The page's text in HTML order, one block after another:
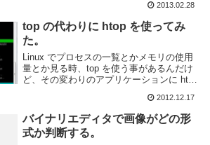
まとめて tail できます。インストールVPS
上のCentOS...
2013.02.28
top の代わりに htop を使ってみ
た。
Linux でプロセスの一覧とかメモリの使用
量とか見る時、top を使う事があるんだけ
ど、その変わりのアプリケーションに htop
top と htop の違い大体以下のような違いが
あるようだ。公式の C...
2012.12.17
バイナリエディタで画像がどの形
式か判断する。